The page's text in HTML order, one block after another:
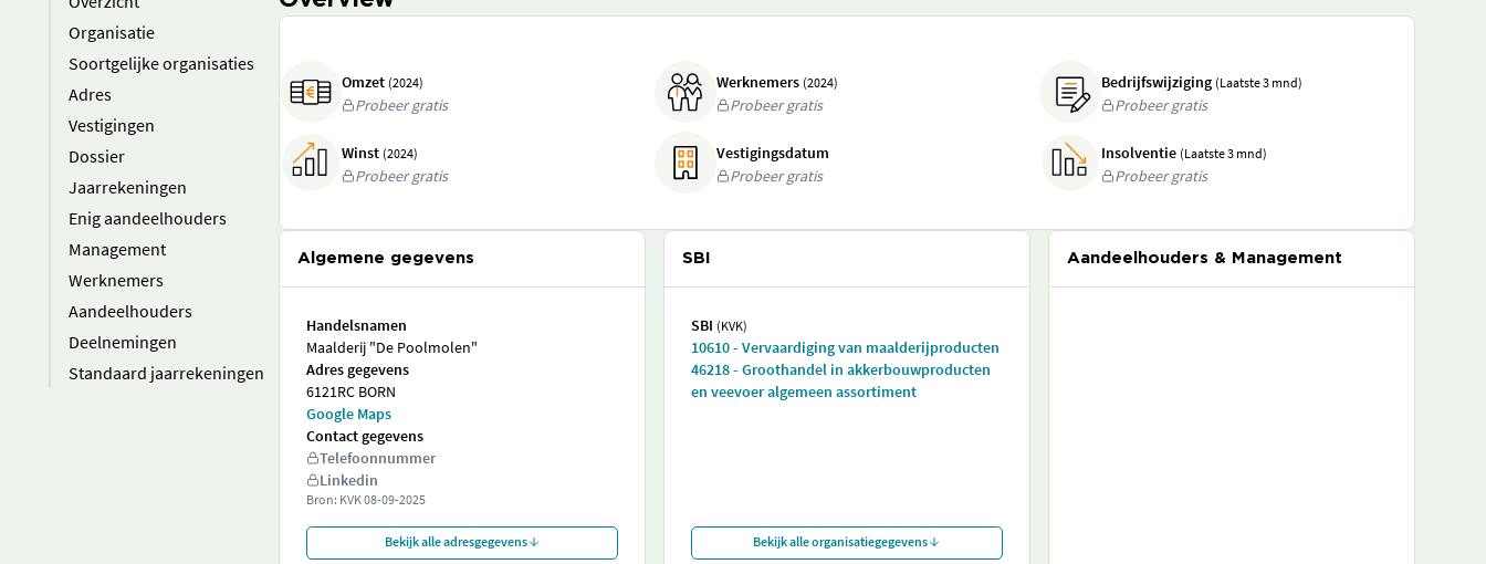
Organisatie
Soortgelijke organisaties
Adres
Vestigingen
Dossier
Jaarrekeningen
Enig aandeelhouders
Management
Werknemers
Aandeelhouders
Deelnemingen
Standaard jaarrekeningen
Omzet (2024)
Probeer gratis
Werknemers (2024)
Probeer gratis
Bedrijfswijziging (Laatste 3 mnd)
Probeer gratis
Winst (2024)
Probeer gratis
Vestigingsdatum
Probeer gratis
Insolventie (Laatste 3 mnd)
Probeer gratis
Algemene gegevens
Handelsnamen
Maalderij "De Poolmolen"
Adres gegevens
6121RC BORN
Google Maps
Contact gegevens
Telefoonnummer
Linkedin
Bron: KVK08-09-2025
Bekijk alle adresgegevens
SBI
SBI (KVK)
10610 - Vervaardiging van maalderijproducten
46218 - Groothandel in akkerbouwproducten
en veevoer algemeen assortiment
Bekijk alle organisatiegegevens
Aandeelhouders & Management